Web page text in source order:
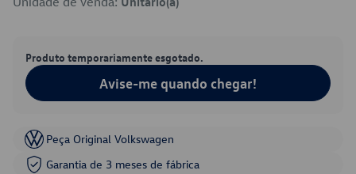
Produto temporariamente esgotado.
Avise-me quando chegar!
Peça Original Volkswagen
Garantia de 3 meses de fábrica